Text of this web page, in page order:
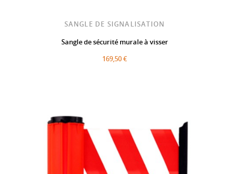
SANGLE DE SIGNALISATION
Sangle de sécurité murale à visser
169,50 €